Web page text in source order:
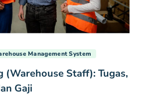
Management System
(Warehouse Staff): Tugas,
Gaji